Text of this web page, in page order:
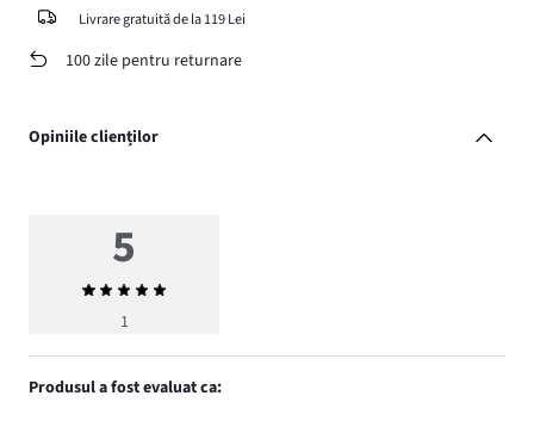
Livrare gratuită de la 119 Lei
100 zile pentru returnare
Opiniile clienților
5
Evaluarea
medie
1
Produsul a fost evaluat ca: